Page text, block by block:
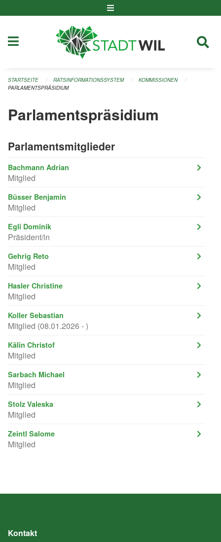
STARTSEITE RATSINFORMATIONSSYSTEM
KOMMISSIONEN
PARLAMENTSPRÄSIDIUM
Parlamentspräsidium
Parlamentsmitglieder
Bachmann Adrian
Mitglied
Büsser Benjamin
Mitglied
Egli Dominik
Präsident/in
Gehrig Reto
Mitglied
Hasler Christine
Mitglied
Koller Sebastian
Mitglied (08.01.2026 - )
Kälin Christof
Mitglied
Sarbach Michael
Mitglied
Stolz Valeska
Mitglied
Zeintl Salome
Mitglied
Kontakt